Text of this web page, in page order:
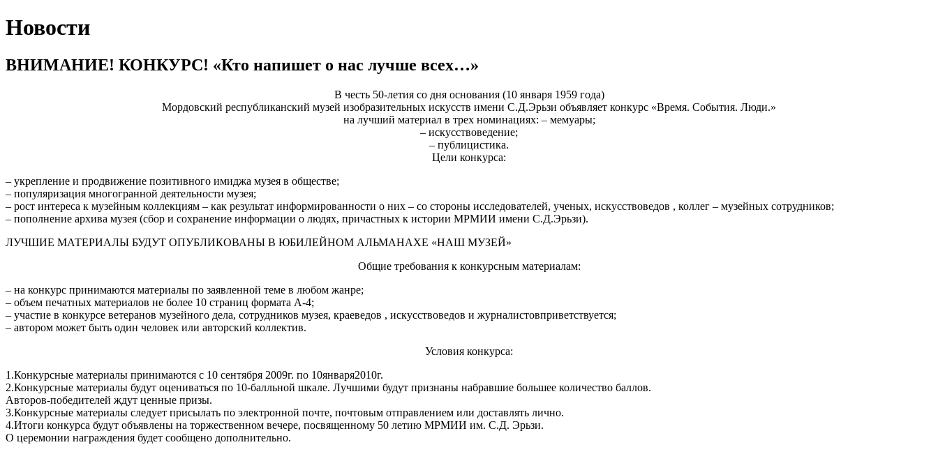
Новости
ВНИМАНИЕ! КОНКУРС! «Кто напишет о нас лучше всех…»
В честь 50-летия со дня основания (10 января 1959 года)
Мордовский республиканский музей изобразительных искусств имени С.Д.Эрьзи объявляет конкурс «Время. События. Люди.»
на лучший материал в трех номинациях: – мемуары;
– искусствоведение;
– публицистика.
Цели конкурса:
– укрепление и продвижение позитивного имиджа музея в обществе;
– популяризация многогранной деятельности музея;
– рост интереса к музейным коллекциям – как результат информированности о них – со стороны исследователей, ученых, искусствоведов , коллег – музейных сотрудников;
– пополнение архива музея (сбор и сохранение информации о людях, причастных к истории МРМИИ имени С.Д.Эрьзи).
ЛУЧШИЕ МАТЕРИАЛЫ БУДУТ ОПУБЛИКОВАНЫ В ЮБИЛЕЙНОМ АЛЬМАНАХЕ «НАШ МУЗЕЙ»
Общие требования к конкурсным материалам:
– на конкурс принимаются материалы по заявленной теме в любом жанре;
– объем печатных материалов не более 10 страниц формата А-4;
– участие в конкурсе ветеранов музейного дела, сотрудников музея, краеведов , искусствоведов и журналистовприветствуется;
– автором может быть один человек или авторский коллектив.
Условия конкурса:
1.Конкурсные материалы принимаются с 10 сентября 2009г. по 10января2010г.
2.Конкурсные материалы будут оцениваться по 10-балльной шкале. Лучшими будут признаны набравшие большее количество баллов.
Авторов-победителей ждут ценные призы.
3.Конкурсные материалы следует присылать по электронной почте, почтовым отправлением или доставлять лично.
4.Итоги конкурса будут объявлены на торжественном вечере, посвященному 50 летию МРМИИ им. С.Д. Эрьзи.
О церемонии награждения будет сообщено дополнительно.